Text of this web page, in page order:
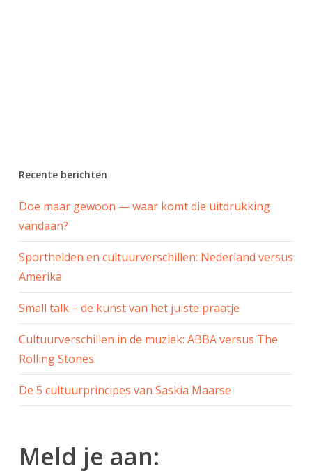
Recente berichten
Doe maar gewoon — waar komt die uitdrukking
vandaan?
Sporthelden en cultuurverschillen: Nederland versus
Amerika
Small talk – de kunst van het juiste praatje
Cultuurverschillen in de muziek: ABBA versus The
Rolling Stones
De 5 cultuurprincipes van Saskia Maarse
Meld je aan: